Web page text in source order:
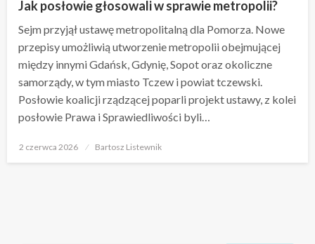
Jak posłowie głosowali w sprawie metropolii?
Sejm przyjął ustawę metropolitalną dla Pomorza. Nowe
przepisy umożliwią utworzenie metropolii obejmującej
między innymi Gdańsk, Gdynię, Sopot oraz okoliczne
samorządy, w tym miasto Tczew i powiat tczewski.
Posłowie koalicji rządzącej poparli projekt ustawy, z kolei
posłowie Prawa i Sprawiedliwości byli…
Opublikowane
2 czerwca 2026 Bartosz Listewnik